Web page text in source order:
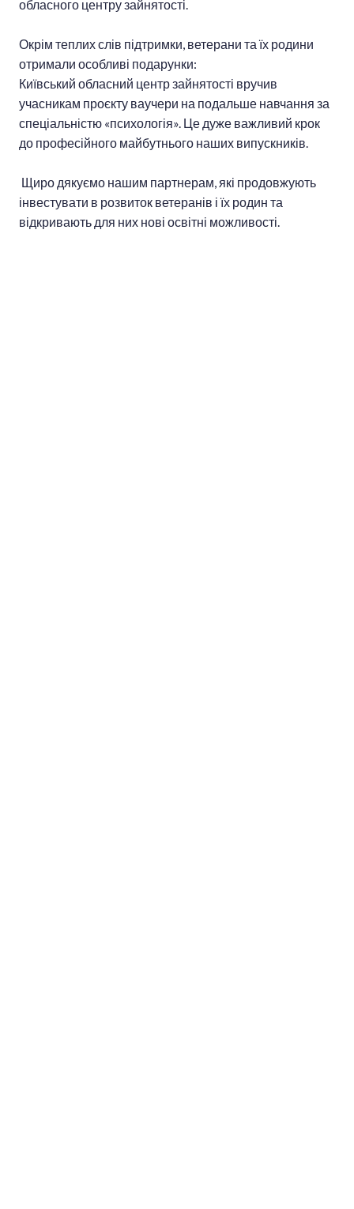
обласного центру зайнятості.
Окрім теплих слів підтримки, ветерани та їх родини
отримали особливі подарунки:
Київський обласний центр зайнятості вручив
учасникам проєкту ваучери на подальше навчання за
спеціальністю «психологія». Це дуже важливий крок
до професійного майбутнього наших випускників.
Щиро дякуємо нашим партнерам, які продовжують
інвестувати в розвиток ветеранів і їх родин та
відкривають для них нові освітні можливості.